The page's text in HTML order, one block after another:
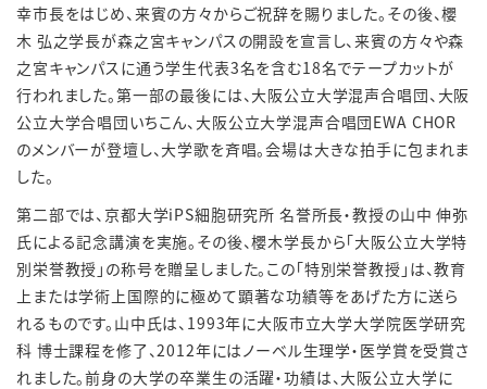
幸市長をはじめ、来賓の方々からご祝辞を賜りました。その後、櫻
木 弘之学長が森之宮キャンパスの開設を宣言し、来賓の方々や森
之宮キャンパスに通う学生代表3名を含む18名でテープカットが
行われました。第一部の最後には、大阪公立大学混声合唱団、大阪
公立大学合唱団いちこん、大阪公立大学混声合唱団EWA CHOR
のメンバーが登壇し、大学歌を斉唱。会場は大きな拍手に包まれま
した。
第二部では、京都大学iPS細胞研究所 名誉所長・教授の山中 伸弥
氏による記念講演を実施。その後、櫻木学長から「大阪公立大学特
別栄誉教授」の称号を贈呈しました。この「特別栄誉教授」は、教育
上または学術上国際的に極めて顕著な功績等をあげた方に送ら
れるものです。山中氏は、1993年に大阪市立大学大学院医学研究
科 博士課程を修了、2012年にはノーベル生理学・医学賞を受賞さ
れました。前身の大学の卒業生の活躍・功績は、大阪公立大学に